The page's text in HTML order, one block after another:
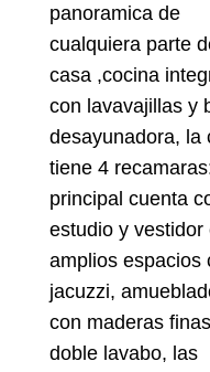
panoramica de
cualquiera parte
casa ,cocina
con lavavajillas y
desayunadora, la
tiene 4
principal cuenta
estudio y vestidor
amplios espacios
jacuzzi,
con maderas
doble lavabo, las